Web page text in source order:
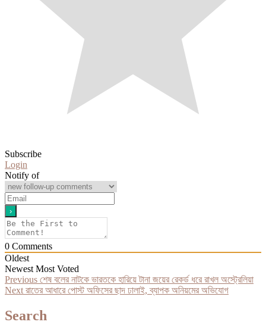
Subscribe
Login
Notify of
0 Comments
Oldest
Newest Most Voted
Post
navigation
Previous Previous
post:
শেষ বলের নাটকে ভারতকে হারিয়ে টানা জয়ের রেকর্ড ধরে রাখল অস্ট্রেলিয়া
Next Next
রাতের আধারে পোস্ট অফিসের ছাদ ঢালাই, ব্যাপক অনিয়মের অভিযোগ
Search